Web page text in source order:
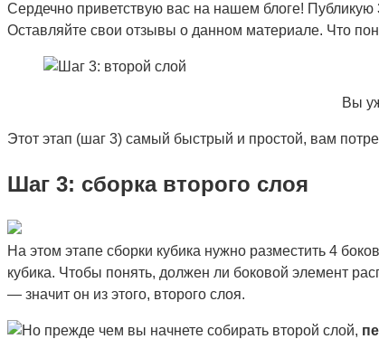
Сердечно приветствую вас на нашем блоге!
Оставляйте свои отзывы о данном материале. Что
Вы
Этот этап (шаг 3) самый быстрый и простой, вам
Шаг 3: сборка второго слоя
На этом этапе сборки кубика нужно разместить 4
кубика. Чтобы понять, должен ли боковой элемент
— значит он из этого, второго слоя.
Но прежде чем вы начнете собирать второй слой,